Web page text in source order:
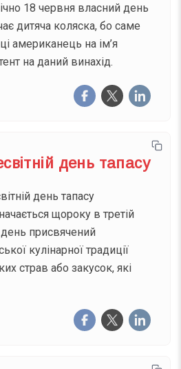
18 червня власний день
дитяча коляска, бо саме
американець на ім’я
на даний винахід.
день тапасу
день тапасу
щороку в третій
присвячений
кулінарної традиції
страв або закусок, які